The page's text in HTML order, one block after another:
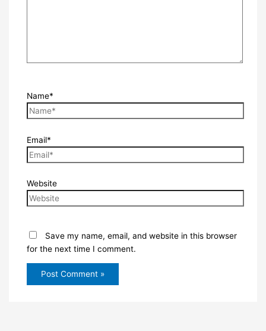
Name*
Email*
Website
Save my name, email, and website in this browser
for the next time I comment.